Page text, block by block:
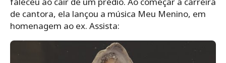
de cantora, ela lançou a música Meu Menino, em
homenagem ao ex. Assista: